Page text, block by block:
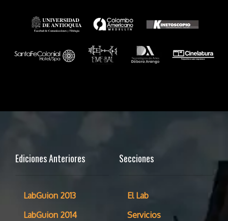
Ediciones Anteriores
LabGuion 2013
LabGuion 2014
Secciones
El Lab
Servicios